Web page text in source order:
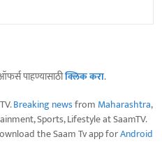
पाहण्यासाठीक्लिक करा.
Breaking newsfrom Maharashtra,
Sports, Lifestyle at SaamTV.
the Saam Tv app forAndroid